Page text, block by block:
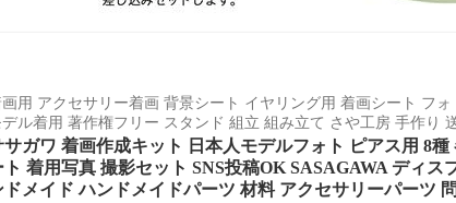
用 アクセサリー着画 背景シート イヤリング用 着画シート フ
デル着用 著作権フリー スタンド 組立 組み立て さや工房 手作り
サガワ 着画作成キット 日本人モデルフォト ピアス用 8
ト 着用写真 撮影セット SNS投稿OK SASAGAWA ディス
ドメイド ハンドメイドパーツ 材料 アクセサリーパーツ